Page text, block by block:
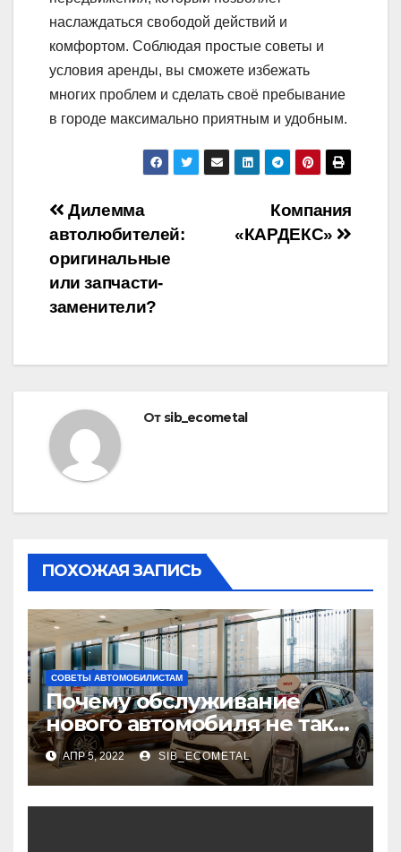
наслаждаться свободой действий и
комфортом. Соблюдая простые советы и
условия аренды, вы сможете избежать
многих проблем и сделать своё пребывание
в городе максимально приятным и удобным.
Навигация
по
записям
Компания
«КАРДЕКС»
Дилемма
автолюбителей:
оригинальные
или запчасти-
заменители?
От sib_ecometal
ПОХОЖАЯ ЗАПИСЬ
СОВЕТЫ АВТОМОБИЛИСТАМ
Почему обслуживание
нового автомобиля не так
дешево на самом деле, как
кажется?
АПР 5, 2022 SIB_ECOMETAL